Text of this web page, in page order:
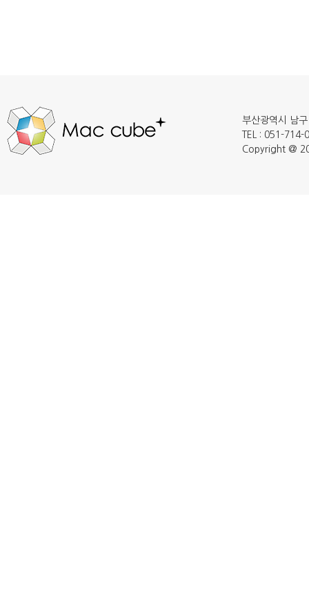
부산광역시 남
TEL : 051-
Copyright @